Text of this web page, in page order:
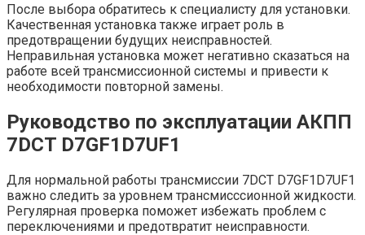
После выбора обратитесь к специалисту для установки.
Качественная установка также играет роль в
предотвращении будущих неисправностей.
Неправильная установка может негативно сказаться на
работе всей трансмиссионной системы и привести к
необходимости повторной замены.
Руководство по эксплуатации АКПП
7DCT D7GF1D7UF1
Для нормальной работы трансмиссии 7DCT D7GF1D7UF1
важно следить за уровнем трансмисссионной жидкости.
Регулярная проверка поможет избежать проблем с
переключениями и предотвратит неисправности.